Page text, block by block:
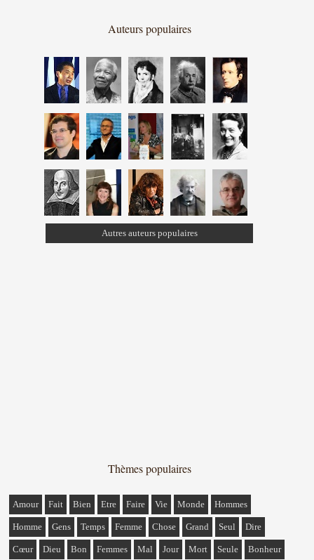
Auteurs populaires
Autres auteurs populaires
Thèmes populaires
Amour Fait Bien Etre Faire Vie Monde Hommes
Homme Gens Temps Femme Chose Grand Seul Dire
Cœur Dieu Bon Femmes Mal Jour Mort Seule Bonheur